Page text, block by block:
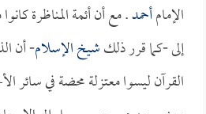
الإمامأحمد. مع أن أئمة المناظرة
إلى -كما قرر ذلكشيخ الإسلام- أن
القرآن ليسوا معتزلة محضة في سائر